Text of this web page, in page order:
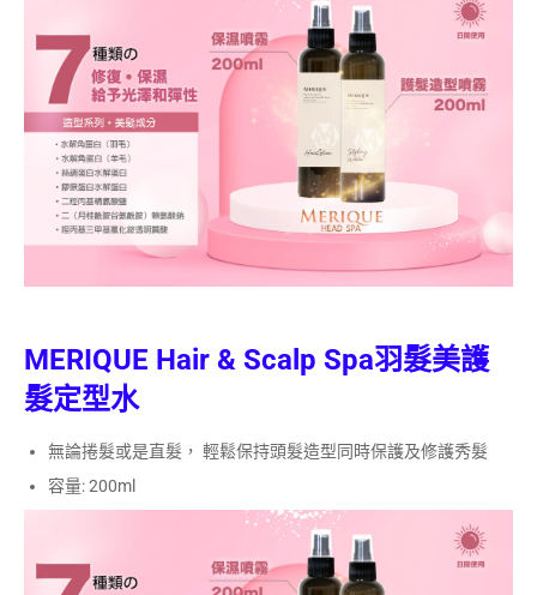
MERIQUE Hair & Scalp Spa羽髮美護
髮定型水
無論捲髮或是直髮， 輕鬆保持頭髮造型同時保護及修護秀髮
容量: 200ml